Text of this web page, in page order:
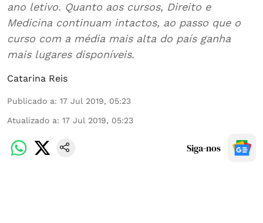
ano letivo. Quanto aos cursos, Direito e
Medicina continuam intactos, ao passo que o
curso com a média mais alta do país ganha
mais lugares disponíveis.
Catarina Reis
Publicado a: 17 Jul 2019, 05:23
Atualizado a: 17 Jul 2019, 05:23
Siga-nos